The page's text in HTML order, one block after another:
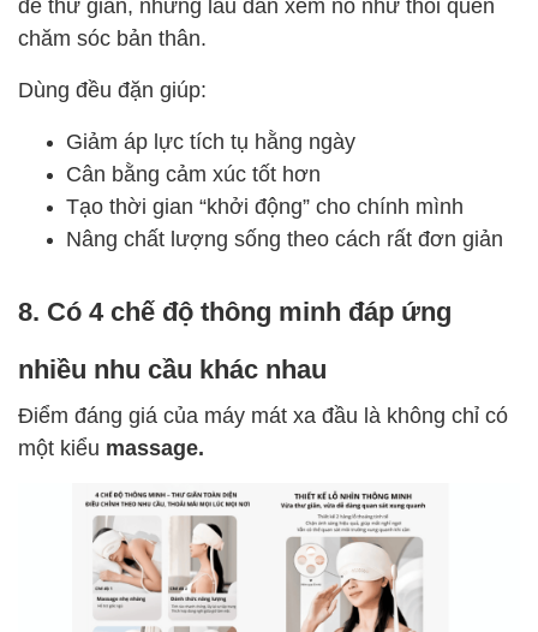
chăm sóc bản thân.
Dùng đều đặn giúp:
Giảm áp lực tích tụ hằng ngày
Cân bằng cảm xúc tốt hơn
Tạo thời gian “khởi động” cho chính mình
Nâng chất lượng sống theo cách rất đơn giản
8. Có 4 chế độ thông minh đáp ứng
nhiều nhu cầu khác nhau
Điểm đáng giá của máy mát xa đầu là không chỉ có
một kiểu massage.